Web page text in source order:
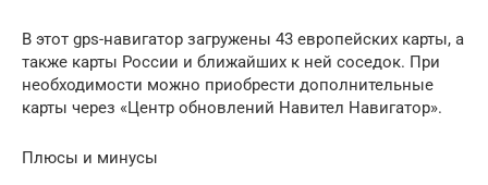
В этот gps-навигатор загружены 43 европейских карты, а
также карты России и ближайших к ней соседок. При
необходимости можно приобрести дополнительные
карты через «Центр обновлений Навител Навигатор».
Плюсы и минусы